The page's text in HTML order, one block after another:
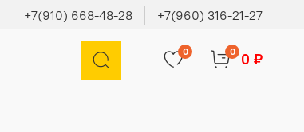
+7(910) 668-48-28 +7(960) 316-21-27
0 0 0 ₽